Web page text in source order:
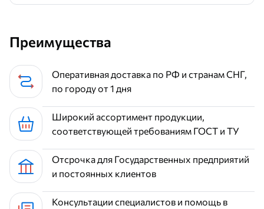
Преимущества
Оперативная доставка по РФ и странам СНГ,
по городу от 1 дня
Широкий ассортимент продукции,
соответствующей требованиям ГОСТ и ТУ
Отсрочка для Государственных предприятий
и постоянных клиентов
Консультации специалистов и помощь в